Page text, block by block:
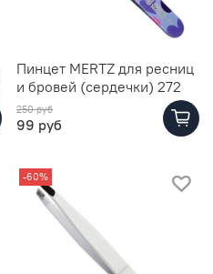
Пинцет MERTZ для ресниц
и бровей (сердечки) 272
250 руб
99 руб
-60%